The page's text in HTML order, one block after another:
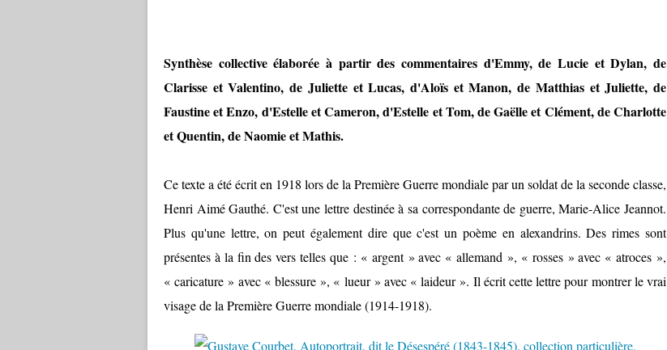
Synthèse collective élaborée à partir des commentaires d'Emmy, de Lucie et Dylan, de
Clarisse et Valentino, de Juliette et Lucas, d'Aloïs et Manon, de Matthias et Juliette, de
Faustine et Enzo, d'Estelle et Cameron, d'Estelle et Tom, de Gaëlle et Clément, de Charlotte
et Quentin, de Naomie et Mathis.
Ce texte a été écrit en 1918 lors de la Première Guerre mondiale par un soldat de la seconde classe,
Henri Aimé Gauthé. C'est une lettre destinée à sa correspondante de guerre, Marie-Alice Jeannot.
Plus qu'une lettre, on peut également dire que c'est un poème en alexandrins. Des rimes sont
présentes à la fin des vers telles que : « argent » avec « allemand », « rosses » avec « atroces »,
« caricature » avec « blessure », « lueur » avec « laideur ». Il écrit cette lettre pour montrer le vrai
visage de la Première Guerre mondiale (1914-1918).